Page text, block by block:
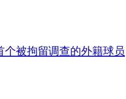
被拘留调查的外籍球员